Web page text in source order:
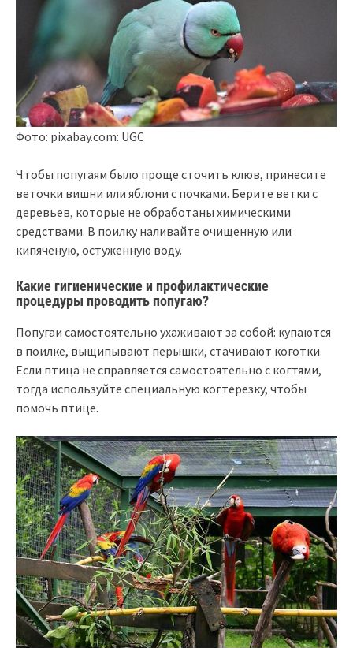
Фото: pixabay.com: UGC
Чтобы попугаям было проще сточить клюв, принесите
веточки вишни или яблони с почками. Берите ветки с
деревьев, которые не обработаны химическими
средствами. В поилку наливайте очищенную или
кипяченую, остуженную воду.
Какие гигиенические и профилактические
процедуры проводить попугаю?
Попугаи самостоятельно ухаживают за собой: купаются
в поилке, выщипывают перышки, стачивают коготки.
Если птица не справляется самостоятельно с когтями,
тогда используйте специальную когтерезку, чтобы
помочь птице.